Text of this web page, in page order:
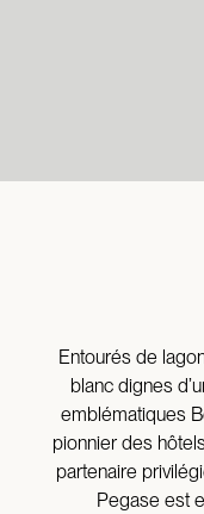
Entourés de
blanc dignes
emblématiques
pionnier des
partenaire
Pegase est